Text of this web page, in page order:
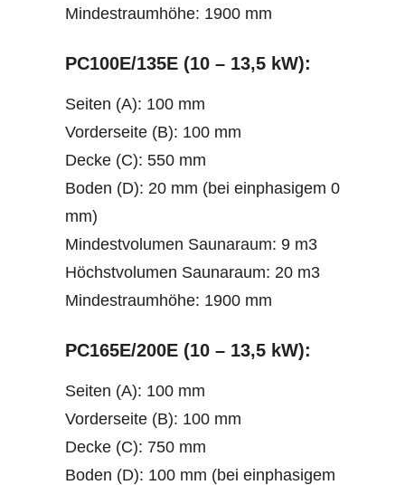
Mindestraumhöhe: 1900 mm
PC100E/135E (10 – 13,5 kW):
Seiten (A): 100 mm
Vorderseite (B): 100 mm
Decke (C): 550 mm
Boden (D): 20 mm (bei einphasigem 0
mm)
Mindestvolumen Saunaraum: 9 m3
Höchstvolumen Saunaraum: 20 m3
Mindestraumhöhe: 1900 mm
PC165E/200E (10 – 13,5 kW):
Seiten (A): 100 mm
Vorderseite (B): 100 mm
Decke (C): 750 mm
Boden (D): 100 mm (bei einphasigem